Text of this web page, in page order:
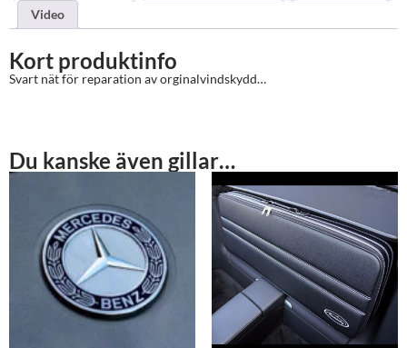
Video
Kort produktinfo
Svart nät för reparation av orginalvindskydd…
Du kanske även gillar…